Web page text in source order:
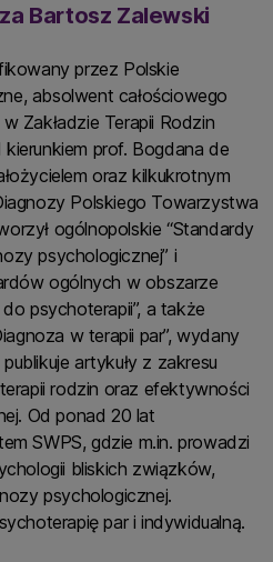
Bartosz Zalewski
przez Polskie
absolwent całościowego
Zakładzie Terapii Rodzin
prof. Bogdana de
oraz kilkukrotnym
Polskiego Towarzystwa
ogólnopolskie “Standardy
psychologicznej” i
ogólnych w obszarze
psychoterapii”, a także
w terapii par”, wydany
artykuły z zakresu
rodzin oraz efektywności
Od ponad 20 lat
SWPS, gdzie m.in. prowadzi
bliskich związków,
psychologicznej.
par i indywidualną.